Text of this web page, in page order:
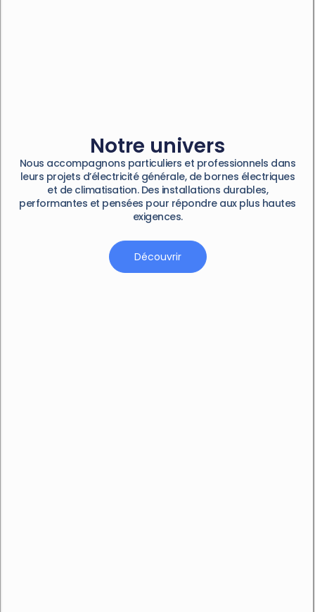
Notre univers
Nous accompagnons particuliers et professionnels dans
leurs projets d’électricité générale, de bornes électriques
et de climatisation. Des installations durables,
performantes et pensées pour répondre aux plus hautes
exigences.
Découvrir